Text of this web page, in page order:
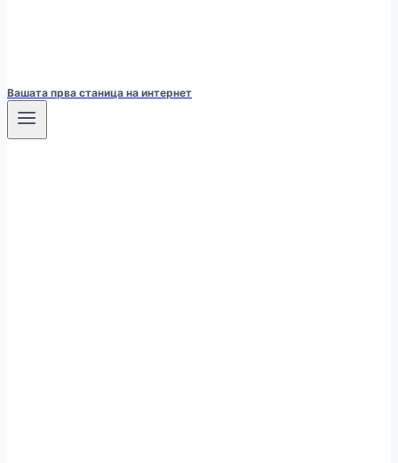
Вашата прва станица на интернет